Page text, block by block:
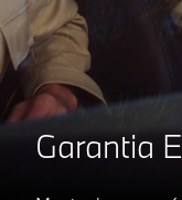
Garantia